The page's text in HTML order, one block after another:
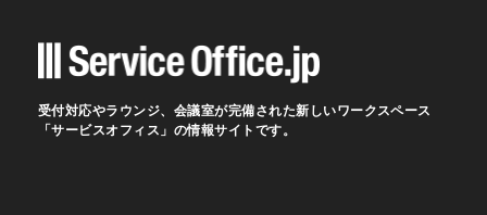
受付対応やラウンジ、会議室が完備された新しいワークスペース
「サービスオフィス」の情報サイトです。